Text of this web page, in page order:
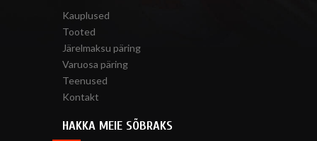
Kauplused
Tooted
Järelmaksu päring
Varuosa päring
Teenused
Kontakt
HAKKA MEIE SÕBRAKS